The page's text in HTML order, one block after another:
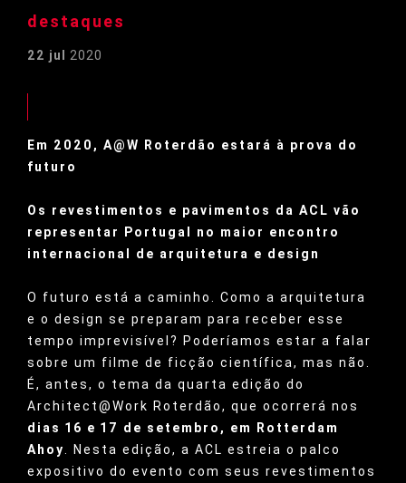
destaques
22 jul 2020
Em 2020, A@W Roterdão estará à prova do
futuro
Os revestimentos e pavimentos da ACL vão
representar Portugal no maior encontro
internacional de arquitetura e design
O futuro está a caminho. Como a arquitetura
e o design se preparam para receber esse
tempo imprevisível? Poderíamos estar a falar
sobre um filme de ficção científica, mas não.
É, antes, o tema da quarta edição do
Architect@Work Roterdão, que ocorrerá nos
dias 16 e 17 de setembro, em Rotterdam
Ahoy
. Nesta edição, a ACL estreia o palco
expositivo do evento com seus revestimentos